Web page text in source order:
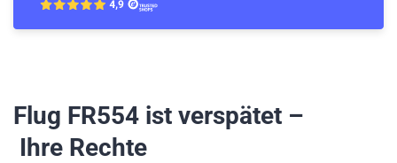
Flug FR554 ist verspätet –
Ihre Rechte